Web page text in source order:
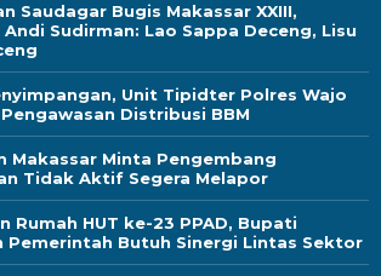
Saudagar Bugis Makassar XXIII,
Andi Sudirman: Lao Sappa Deceng, Lisu
Unit Tipidter Polres Wajo
Distribusi BBM
Makassar Minta Pengembang
Tidak Aktif Segera Melapor
Rumah HUT ke-23 PPAD, Bupati
Pemerintah Butuh Sinergi Lintas Sektor